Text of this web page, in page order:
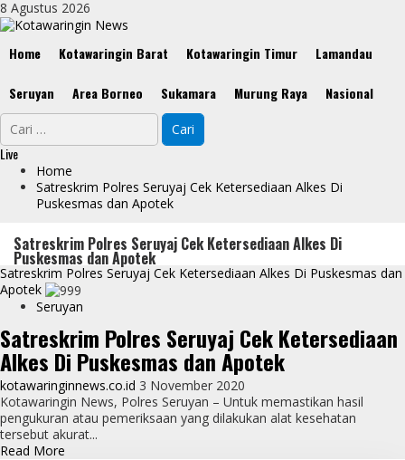
Skip
to
8 Agustus 2026
Menu
Home Kotawaringin Barat Kotawaringin Timur Lamandau
Seruyan Area Borneo Sukamara Murung Raya Nasional
Cari
untuk:
Live
Home
Satreskrim Polres Seruyaj Cek Ketersediaan Alkes Di
Puskesmas dan Apotek
Satreskrim Polres Seruyaj Cek Ketersediaan Alkes Di
Puskesmas dan Apotek
Satreskrim Polres Seruyaj Cek Ketersediaan Alkes Di Puskesmas dan
Apotek
Seruyan
Satreskrim Polres Seruyaj Cek Ketersediaan
Alkes Di Puskesmas dan Apotek
kotawaringinnews.co.id 3 November 2020
Kotawaringin News, Polres Seruyan – Untuk memastikan hasil
pengukuran atau pemeriksaan yang dilakukan alat kesehatan
tersebut akurat...
Read More